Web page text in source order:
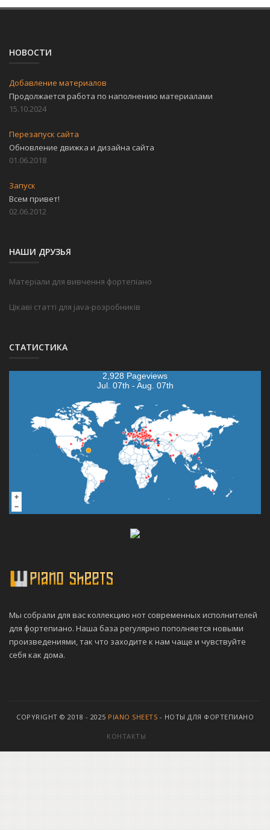
НОВОСТИ
Добавление материалов
Продолжается работа по наполнению материалами
15.10.2024
Перезапуск сайта
Обновление движка и дизайна сайта
01.06.2018
Запуск
Всем привет!
02.06.2012
НАШИ ДРУЗЬЯ
Матеріали для вивчення фортепіано
Цікаві статті для java-розробників
СТАТИСТИКА
2,928 Pageviews
Jul. 07th - Aug. 07th
Мы собрали для вас коллекцию нот современных исполнителей
для фортепиано. Наша база регулярно пополняется новыми
произведениями, так что заходите к нам чаще и чувствуйте
себя как дома.
COPYRIGHT © 2018 - 2025 PIANO SHEETS - НОТЫ ДЛЯ ФОРТЕПИАНО
КОНТАКТЫ